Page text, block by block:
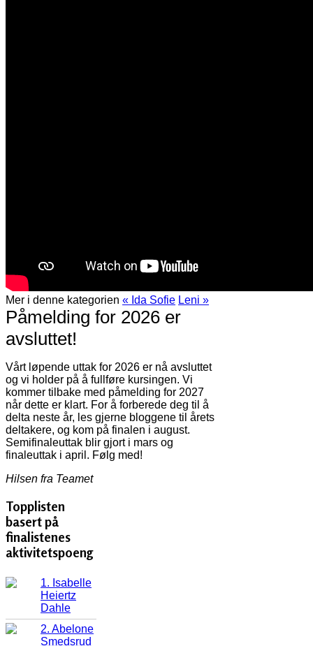
Mer i denne kategorien « Ida Sofie Leni »
Påmelding for 2026 er
avsluttet!
Vårt løpende uttak for 2026 er nå avsluttet
og vi holder på å fullføre kursingen. Vi
kommer tilbake med påmelding for 2027
når dette er klart. For å forberede deg til å
delta neste år, les gjerne bloggene til årets
deltakere, og kom på finalen i august.
Semifinaleuttak blir gjort i mars og
finaleuttak i april. Følg med!
Hilsen fra Teamet
Topplisten
basert på
finalistenes
aktivitetspoeng
1. Isabelle
Heiertz
Dahle
2. Abelone
Smedsrud